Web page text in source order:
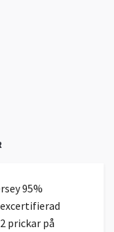
95%
prickar på